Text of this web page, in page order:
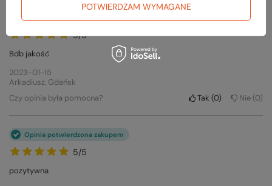
5/5
Bdb jakość
2023-01-15
Arkadiusz, Gdańsk
Czy opinia była pomocna?
Tak 0 Nie 0
5/5
Opinia potwierdzona zakupem
pozytywna
POTWIERDZAM WYMAGANE